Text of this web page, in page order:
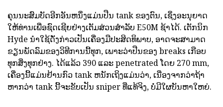
ຄຸນນະສົມບັດອີກອັນຫນຶ່ງແມ່ນປືນ tank ຂອງຕົນ, ເຊິ່ງອະນຸຍາດ
ໃຫ້ທ່ານເພື່ອຊົດເຊີຍຢ່າງເຕັມສ່ວນສໍາລັບ E50M ຊ້າໄດ້. ເຕັກນິກ
Hyde ນໍາໃຊ້ດັ່ງກ່າວເປັນເຄື່ອງມືປະສິດທິພາບ, ອາດຈະສາມາດ
ຂຽນພັດລົມຂອງວິທີການນີ້ທຸກ, ເພາະວ່າປືນຂອງ breaks ເກືອບ
ທຸກສິ່ງທຸກຢ່າງ. ໄດ້ແລ້ວ 390 ແລະ penetrated ໂດຍ 270 mm,
ເຄື່ອງນີ້ແມ່ນຢ້ານກົວ tank ຫນັກເຖິງແມ່ນວ່າ, ເນື່ອງຈາກວ່າຖ້າ
ຫາກວ່າ tank ນີ້ຈະຂັບເປັນ sniper ທີ່ແທ້ຈິງ, ບໍ່ມີໃຜບັນຫາໃຫຍ່.